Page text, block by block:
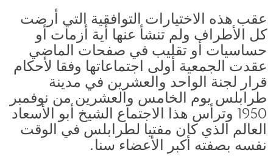
عقب هذه الاختيارات التوافقية التي أرضت
كل الأطراف ولم تنشأ عنها أية أزمات أو
حساسيات أو تقليب في صفحات الماضي
عقدت الجمعية أولى اجتماعاتها وفقا لأحكام
قرار لجنة الواحد والعشرين في مدينة
طرابلس يوم الخامس والعشرين من نوفمبر
1950 وترأس هذا الاجتماع الشيخ أبو الأسعاد
العالم الذي كان مفتيا لطرابلس في الوقت
نفسه بصفته أكبر الأعضاء سنا.